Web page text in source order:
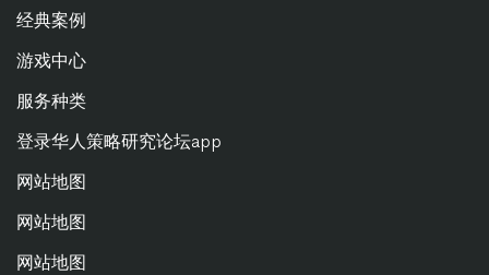
经典案例
游戏中心
服务种类
登录华人策略研究论坛app
网站地图
网站地图
网站地图